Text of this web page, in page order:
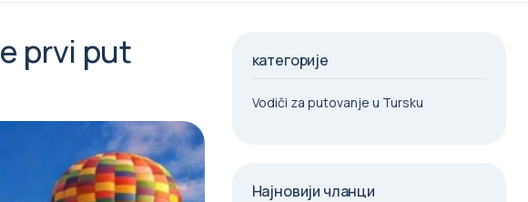
prvi put категорије
Vodiči za putovanje u Tursku
Најновији чланци